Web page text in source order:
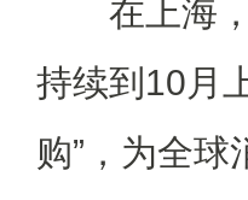
在上海，
持续到10月
购”，为全